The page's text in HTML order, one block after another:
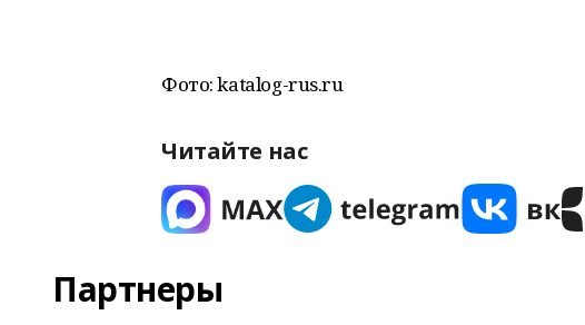
Фото: katalog-rus.ru
Читайте нас
Партнеры